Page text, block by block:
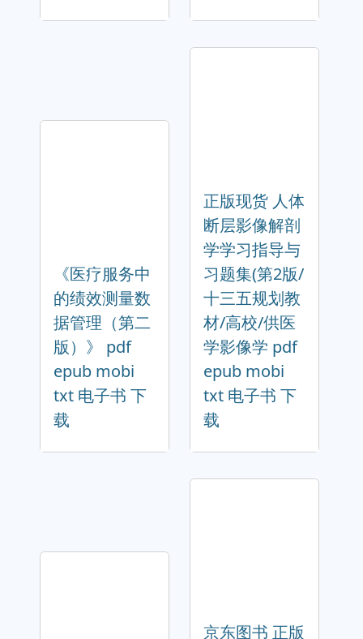
《医疗服务中
的绩效测量数
据管理（第二
版）》 pdf
epub mobi
txt 电子书 下
载
正版现货 人体
断层影像解剖
学学习指导与
习题集(第2版/
十三五规划教
材/高校/供医
学影像学 pdf
epub mobi
txt 电子书 下
载
京东图书 正版